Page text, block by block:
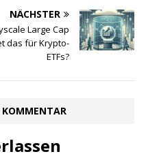
NÄCHSTER
Large Cap
das für Krypto-
ETFs?
KOMMENTAR